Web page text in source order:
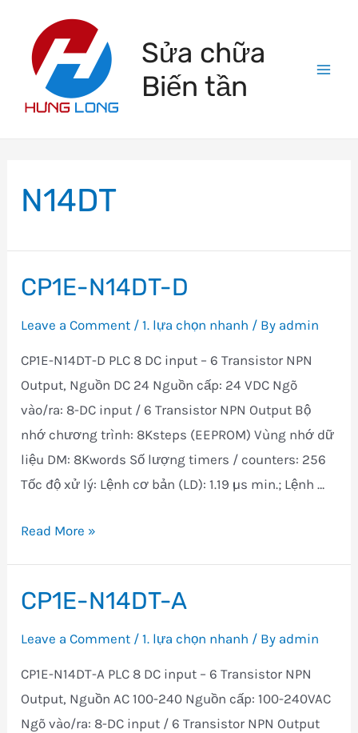
content
Sửa chữa
Biến tần
N14DT
CP1E-N14DT-D
Leave a Comment /1. lựa chọn nhanh / By admin
CP1E-N14DT-D PLC 8 DC input – 6 Transistor NPN
Output, Nguồn DC 24 Nguồn cấp: 24 VDC Ngõ
vào/ra: 8-DC input / 6 Transistor NPN Output Bộ
nhớ chương trình: 8Ksteps (EEPROM) Vùng nhớ dữ
liệu DM: 8Kwords Số lượng timers / counters: 256
Tốc độ xử l‎ý: Lệnh cơ bản (LD): 1.19 µs min.; Lệnh …
CP1E-
Read More »
CP1E-N14DT-A
Leave a Comment /1. lựa chọn nhanh / By admin
CP1E-N14DT-A PLC 8 DC input – 6 Transistor NPN
Output, Nguồn AC 100-240 Nguồn cấp: 100-240VAC
Ngõ vào/ra: 8-DC input / 6 Transistor NPN Output